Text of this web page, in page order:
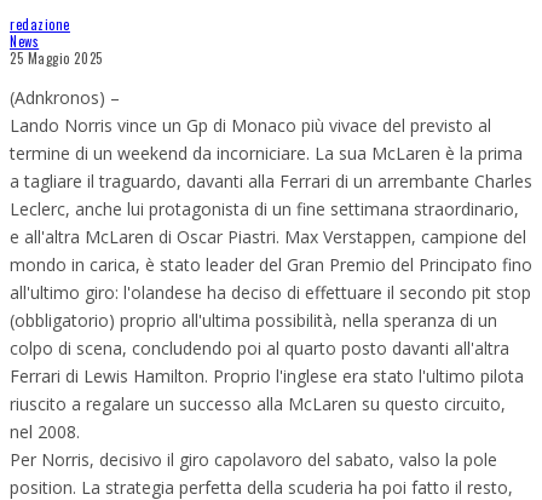
redazione
News
25 Maggio 2025
(Adnkronos) –
Lando Norris vince un Gp di Monaco più vivace del previsto al
termine di un weekend da incorniciare. La sua McLaren è la prima
a tagliare il traguardo, davanti alla Ferrari di un arrembante Charles
Leclerc, anche lui protagonista di un fine settimana straordinario,
e all'altra McLaren di Oscar Piastri. Max Verstappen, campione del
mondo in carica, è stato leader del Gran Premio del Principato fino
all'ultimo giro: l'olandese ha deciso di effettuare il secondo pit stop
(obbligatorio) proprio all'ultima possibilità, nella speranza di un
colpo di scena, concludendo poi al quarto posto davanti all'altra
Ferrari di Lewis Hamilton. Proprio l'inglese era stato l'ultimo pilota
riuscito a regalare un successo alla McLaren su questo circuito,
nel 2008.
Per Norris, decisivo il giro capolavoro del sabato, valso la pole
position. La strategia perfetta della scuderia ha poi fatto il resto,